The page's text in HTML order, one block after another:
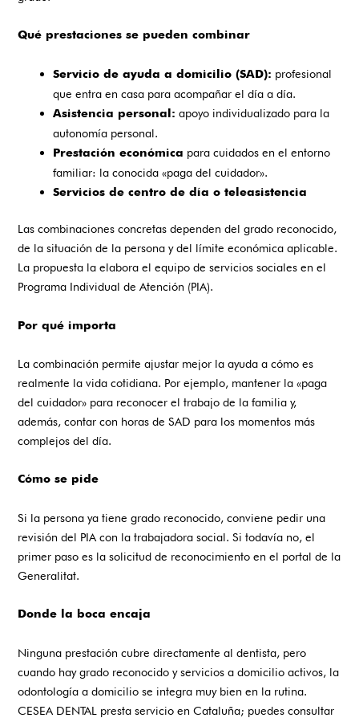
Qué prestaciones se pueden combinar
Servicio de ayuda a domicilio (SAD): profesional
que entra en casa para acompañar el día a día.
Asistencia personal: apoyo individualizado para la
autonomía personal.
Prestación económica para cuidados en el entorno
familiar: la conocida «paga del cuidador».
Servicios de centro de día o teleasistencia
Las combinaciones concretas dependen del grado reconocido,
de la situación de la persona y del límite económica aplicable.
La propuesta la elabora el equipo de servicios sociales en el
Programa Individual de Atención (PIA).
Por qué importa
La combinación permite ajustar mejor la ayuda a cómo es
realmente la vida cotidiana. Por ejemplo, mantener la «paga
del cuidador» para reconocer el trabajo de la familia y,
además, contar con horas de SAD para los momentos más
complejos del día.
Cómo se pide
Si la persona ya tiene grado reconocido, conviene pedir una
revisión del PIA con la trabajadora social. Si todavía no, el
primer paso es lasolicitud de reconocimiento en el portal de la
Generalitat.
Donde la boca encaja
Ninguna prestación cubre directamente al dentista, pero
cuando hay grado reconocido y servicios a domicilio activos, la
odontología a domicilio se integra muy bien en la rutina.
CESEA DENTAL presta servicio en Cataluña; puedes consultar